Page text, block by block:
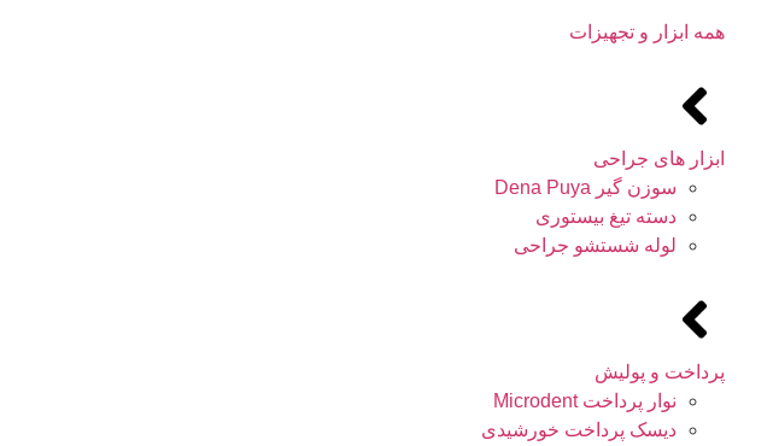
همه ابزار و تجهیزات
ابزار های جراحی
سوزن گیر Dena Puya
دسته تیغ بیستوری
لوله شستشو جراحی
پرداخت و پولیش
نوار پرداخت Microdent
دیسک پرداخت خورشیدی